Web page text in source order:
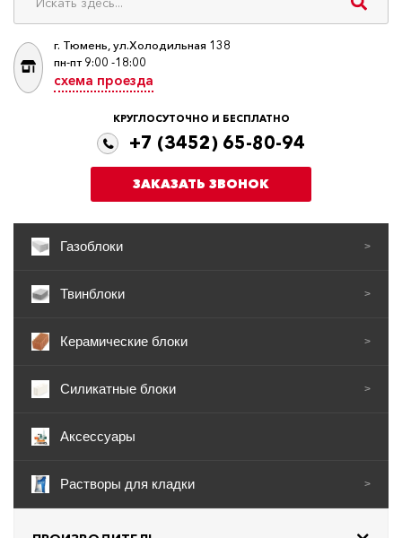
г. Тюмень, ул.Холодильная 138
пн-пт 9:00 -18:00
схема проезда
КРУГЛОСУТОЧНО И БЕСПЛАТНО
+7 (3452) 65-80-94
ЗАКАЗАТЬ ЗВОНОК
Газоблоки >
Твинблоки >
Керамические блоки >
Силикатные блоки >
Аксессуары
Растворы для кладки >